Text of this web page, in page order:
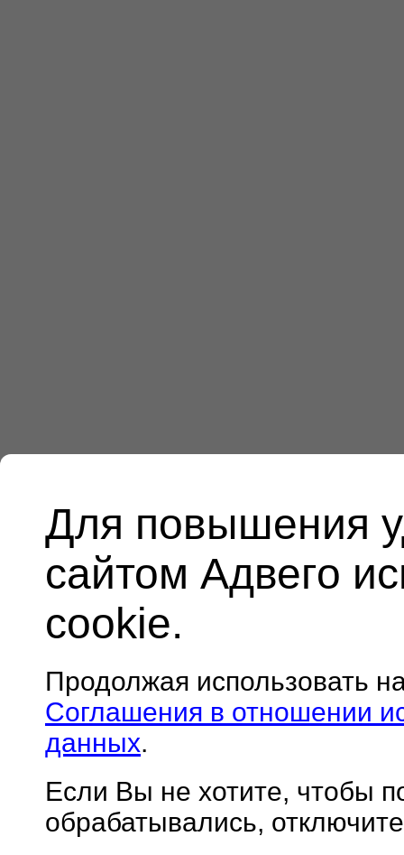
Для повышения
сайтом Адвего
cookie.
Продолжая использовать
Соглашения в отношении
данных.
Если Вы не хотите, чтобы
обрабатывались,